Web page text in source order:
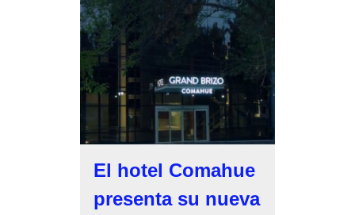
El hotel Comahue
presenta su nueva